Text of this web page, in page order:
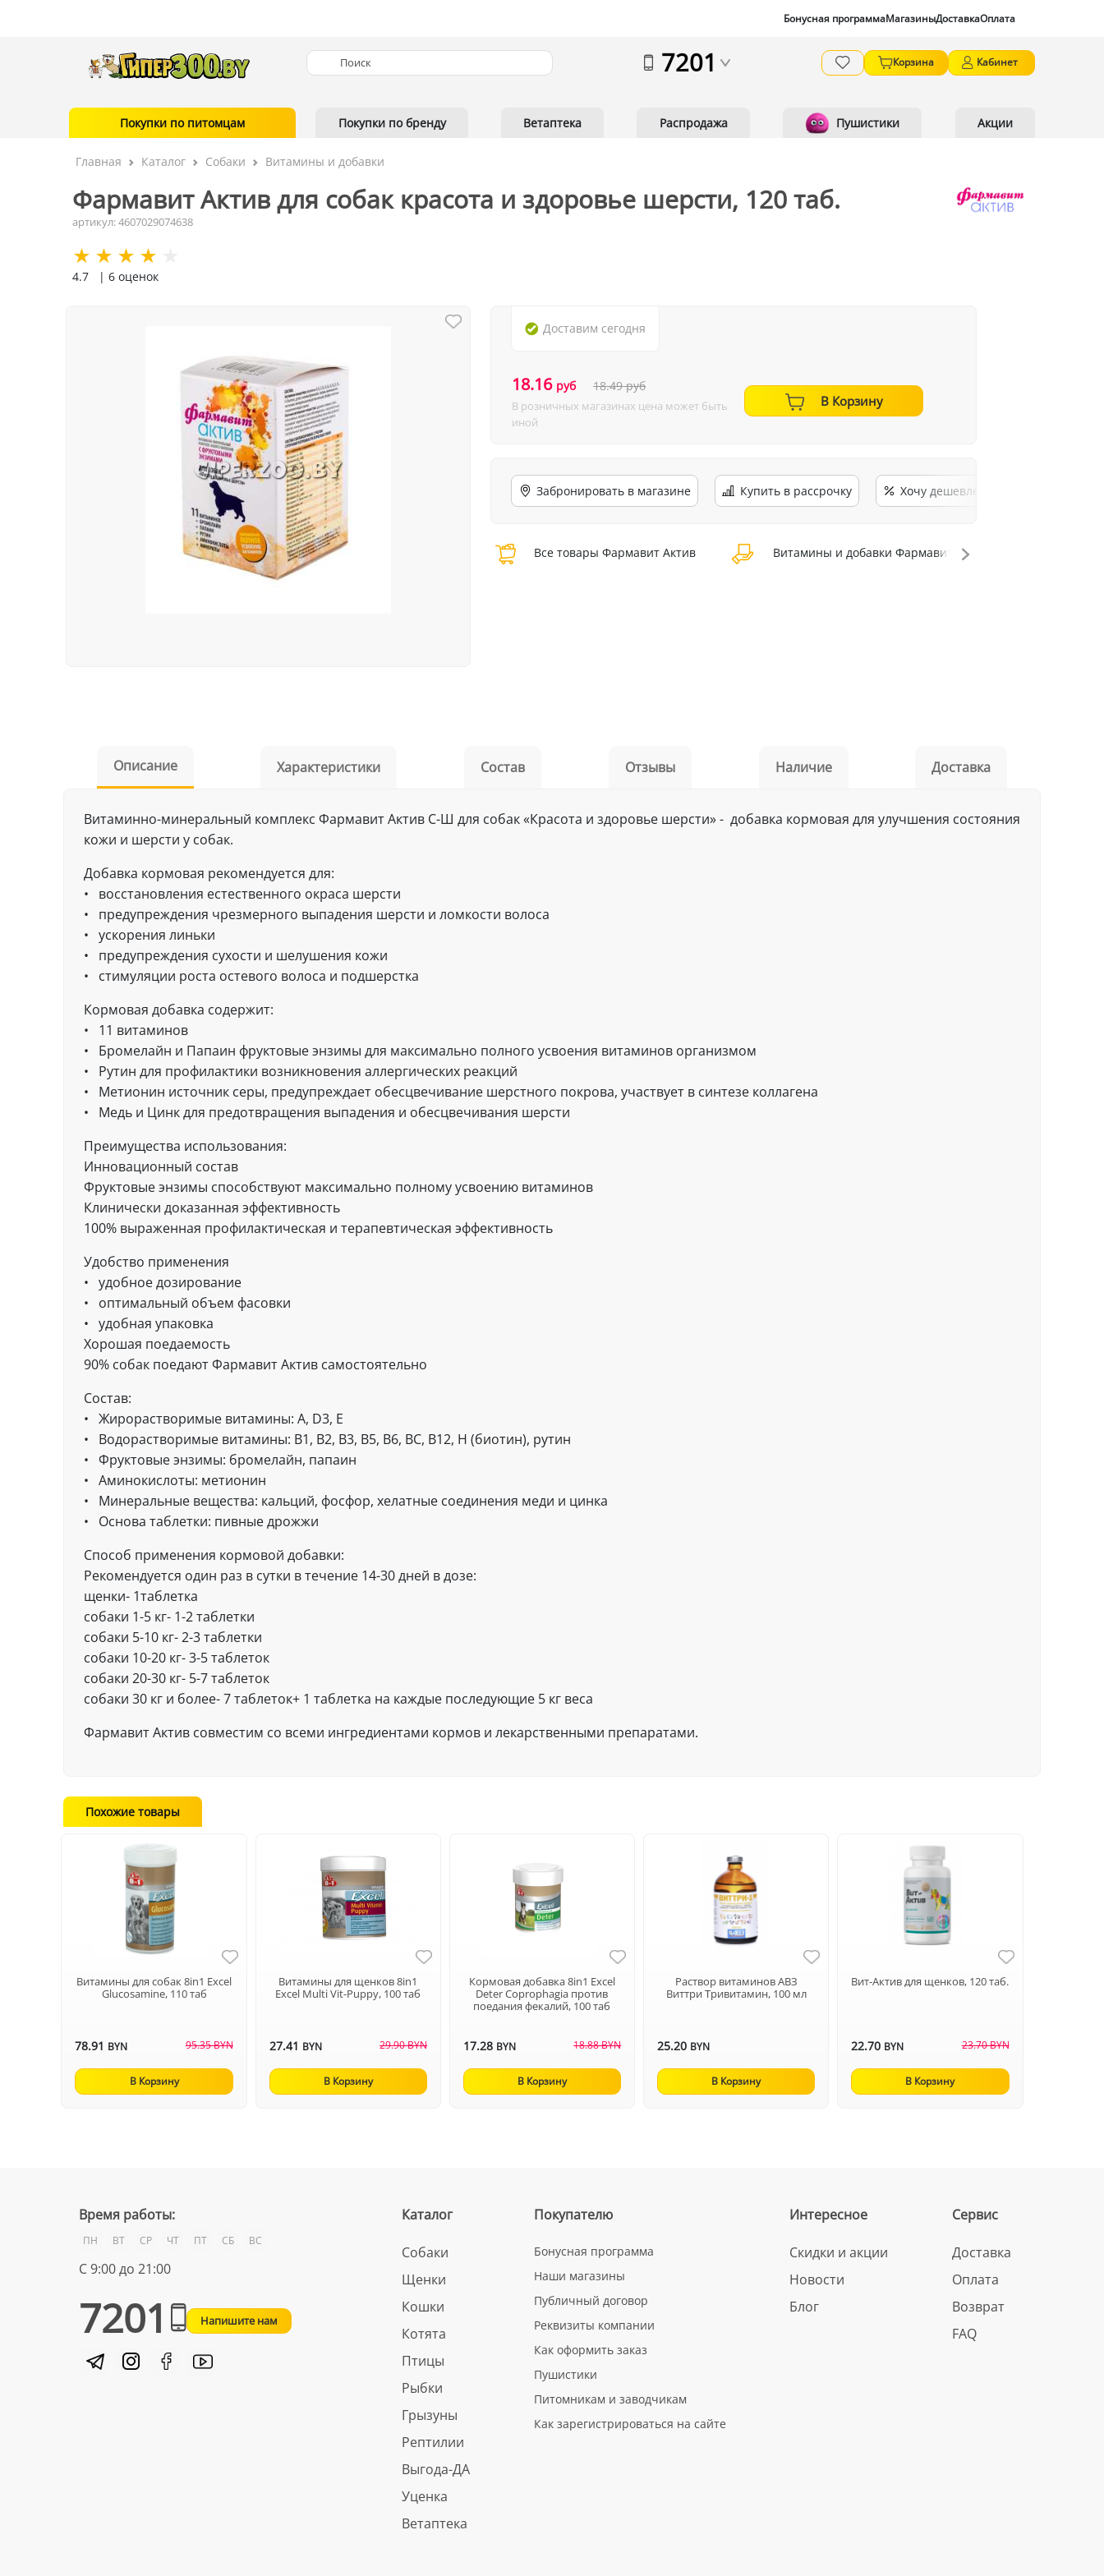
Бонусная программаМагазиныДоставкаОплата
7201 Корзина Кабинет
Покупки по питомцам Покупки по бренду Ветаптека Распродажа Пушистики Акции
Главная Каталог Собаки Витамины и добавки
Фармавит Актив для собак красота и здоровье шерсти, 120 таб.
артикул: 4607029074638
4.7 | 6 оценок
Доставим сегодня
18.16 руб 18.49руб
В розничных магазинах цена может быть
иной
В Корзину
Забронировать в магазине Купить в рассрочку Хочу дешевле
Все товары Фармавит Актив Витамины и добавки Фармавит Актив
Описание Характеристики Состав Отзывы Наличие Доставка
Витаминно-минеральный комплекс Фармавит Актив С-Ш для собак «Красота и здоровье шерсти» - добавка кормовая для улучшения состояния
кожи и шерсти у собак.
Добавка кормовая рекомендуется для:
• восстановления естественного окраса шерсти
• предупреждения чрезмерного выпадения шерсти и ломкости волоса
• ускорения линьки
• предупреждения сухости и шелушения кожи
• стимуляции роста остевого волоса и подшерстка
Кормовая добавка содержит:
• 11 витаминов
• Бромелайн и Папаин фруктовые энзимы для максимально полного усвоения витаминов организмом
• Рутин для профилактики возникновения аллергических реакций
• Метионин источник серы, предупреждает обесцвечивание шерстного покрова, участвует в синтезе коллагена
• Медь и Цинк для предотвращения выпадения и обесцвечивания шерсти
Преимущества использования:
Инновационный состав
Фруктовые энзимы способствуют максимально полному усвоению витаминов
Клинически доказанная эффективность
100% выраженная профилактическая и терапевтическая эффективность
Удобство применения
• удобное дозирование
• оптимальный объем фасовки
• удобная упаковка
Хорошая поедаемость
90% собак поедают Фармавит Актив самостоятельно
Состав:
• Жирорастворимые витамины: А, D3, Е
• Водорастворимые витамины: В1, В2, В3, В5, В6, ВС, В12, Н (биотин), рутин
• Фруктовые энзимы: бромелайн, папаин
• Аминокислоты: метионин
• Минеральные вещества: кальций, фосфор, хелатные соединения меди и цинка
• Основа таблетки: пивные дрожжи
Способ применения кормовой добавки:
Рекомендуется один раз в сутки в течение 14-30 дней в дозе:
щенки- 1таблетка
собаки 1-5 кг- 1-2 таблетки
собаки 5-10 кг- 2-3 таблетки
собаки 10-20 кг- 3-5 таблеток
собаки 20-30 кг- 5-7 таблеток
собаки 30 кг и более- 7 таблеток+ 1 таблетка на каждые последующие 5 кг веса
Фармавит Актив совместим со всеми ингредиентами кормов и лекарственными препаратами.
Похожие товары
Витамины для собак 8in1 Excel
Glucosamine, 110 таб
78.91 BYN 95.35 BYN
В Корзину
Витамины для щенков 8in1
Excel Multi Vit-Puppy, 100 таб
27.41 BYN 29.90 BYN
В Корзину
Кормовая добавка 8in1 Excel
Deter Coprophagia против
поедания фекалий, 100 таб
17.28 BYN 18.88 BYN
В Корзину
Раствор витаминов АВЗ
Виттри Тривитамин, 100 мл
25.20 BYN
В Корзину
Вит-Актив для щенков, 120 таб.
22.70 BYN 23.70 BYN
В Корзину
Время работы:
ПН ВТ СР ЧТ ПТ СБ ВС
С 9:00 до 21:00
7201 Напишите нам
Каталог
Собаки
Щенки
Кошки
Котята
Птицы
Рыбки
Грызуны
Рептилии
Выгода-ДА
Уценка
Ветаптека
Покупателю
Бонусная программа
Наши магазины
Публичный договор
Реквизиты компании
Как оформить заказ
Пушистики
Питомникам и заводчикам
Как зарегистрироваться на сайте
Интересное
Скидки и акции
Новости
Блог
Сервис
Доставка
Оплата
Возврат
FAQ